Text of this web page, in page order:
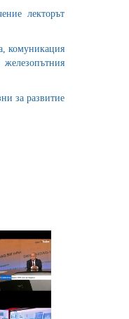
лекторът
комуникация
за развитие